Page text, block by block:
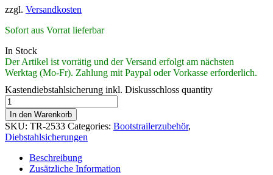
zzgl. Versandkosten
Sofort aus Vorrat lieferbar
In Stock
Der Artikel ist vorrätig und der Versand erfolgt am nächsten
Werktag (Mo-Fr). Zahlung mit Paypal oder Vorkasse erforderlich.
Kastendiebstahlsicherung inkl. Diskusschloss quantity
In den Warenkorb
SKU: TR-2533 Categories: Bootstrailerzubehör,
Diebstahlsicherungen
Beschreibung
Zusätzliche Information